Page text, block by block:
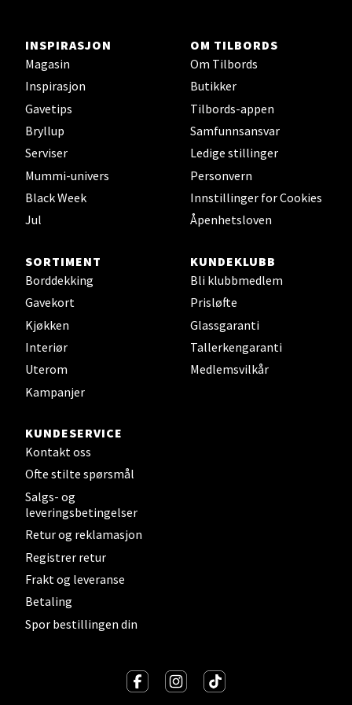
INSPIRASJON
Magasin
Inspirasjon
Gavetips
Bryllup
Serviser
Mummi-univers
Black Week
Jul
OM TILBORDS
Om Tilbords
Butikker
Tilbords-appen
Samfunnsansvar
Ledige stillinger
Personvern
Innstillinger for Cookies
Åpenhetsloven
SORTIMENT
Borddekking
Gavekort
Kjøkken
Interiør
Uterom
Kampanjer
KUNDEKLUBB
Bli klubbmedlem
Prisløfte
Glassgaranti
Tallerkengaranti
Medlemsvilkår
KUNDESERVICE
Kontakt oss
Ofte stilte spørsmål
Salgs- og
leveringsbetingelser
Retur og reklamasjon
Registrer retur
Frakt og leveranse
Betaling
Spor bestillingen din
Ski - Thon Senter Ski
Ski Storsenter, Jernbanesvingen 6, 1400 Ski
Åpent i dag 10-19
Sortland - Sortland Storsenter
Strangata 26, 8400 Sortland
Åpent i dag 10-16
Steinkjer - Thon Senter Steinkjer
Sjøfartsgata 2, 7714 Steinkjer
Åpent i dag 10-18
0 i butikk